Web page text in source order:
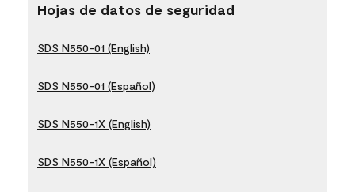
Hojas de datos de seguridad
SDS N550-01 (English)
SDS N550-01 (Español)
SDS N550-1X (English)
SDS N550-1X (Español)